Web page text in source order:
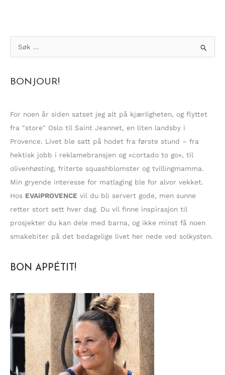
ø
e
e
:
BONJOUR!
For noen år siden satset jeg alt på kjærligheten, og flyttet
fra "store" Oslo til Saint Jeannet, en liten landsby i
Provence. Livet ble satt på hodet fra første stund – fra
hektisk jobb i reklamebransjen og «cortado to go», til
olivenhøsting, friterte squashblomster og tvillingmamma.
Min gryende interesse for matlaging ble for alvor vekket.
Hos EVAiPROVENCE vil du bli servert gode, men sunne
retter stort sett hver dag. Du vil finne inspirasjon til
prosjekter du kan dele med barna, og ikke minst få noen
smakebiter på det bedagelige livet her nede ved solkysten.
BON APPÉTIT!